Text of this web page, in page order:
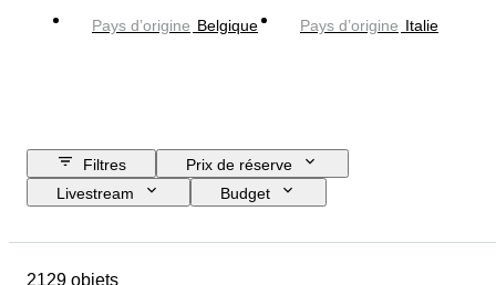
Pays d’origine Belgique Pays d’origine Italie
Filtres
Prix de réserve
Livestream
Budget
État
2129 objets